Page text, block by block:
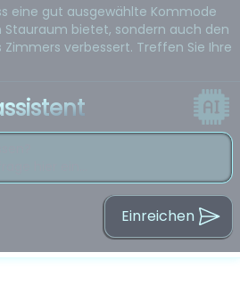
eine gut ausgewählte Kommode
bietet, sondern auch den
verbessert. Treffen Sie Ihre
Einreichen